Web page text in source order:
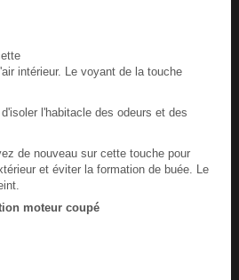
intérieur. Le voyant de la touche
l'habitacle des odeurs et des
de nouveau sur cette touche pour
et éviter la formation de buée. Le
moteur coupé